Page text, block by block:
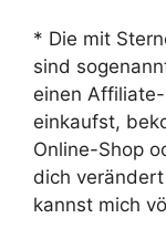
* Die mit
sind
einen
einkaufst,
Online-Shop
dich
kannst mich